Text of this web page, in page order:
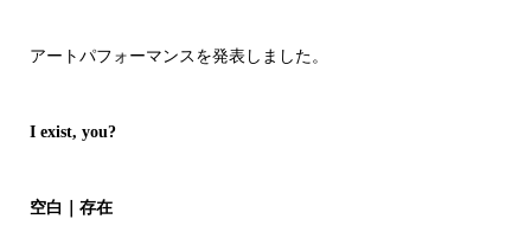
アートパフォーマンスを発表しました。
I exist, you?
空白｜存在